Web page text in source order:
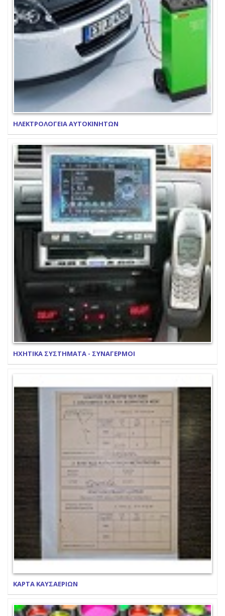
ΗΛΕΚΤΡΟΛΟΓΕΙΑ ΑΥΤΟΚΙΝΗΤΩΝ
ΗΧΗΤΙΚΑ ΣΥΣΤΗΜΑΤΑ - ΣΥΝΑΓΕΡΜΟΙ
ΚΑΡΤΑ ΚΑΥΣΑΕΡΙΩΝ